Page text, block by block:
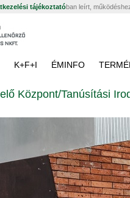
tájékoztatóban leírt,
K+F+I ÉMINFO
Központ/Tanúsítási